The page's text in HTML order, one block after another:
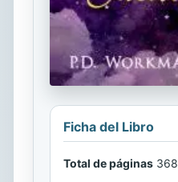
Ficha del Libro
Total de páginas 368